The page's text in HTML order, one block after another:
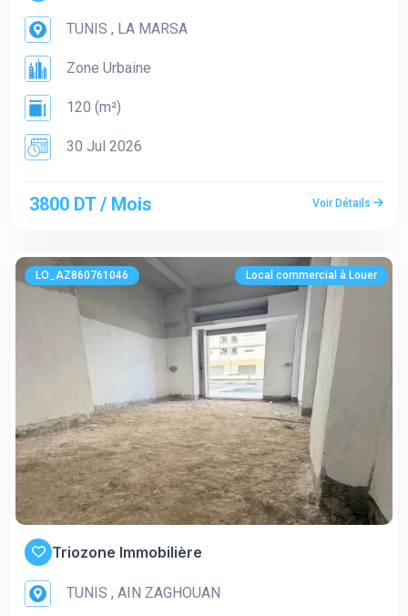
TUNIS , LA MARSA
Zone Urbaine
120 (m²)
30 Jul 2026
3800 DT / Mois Voir Détails
LO_AZ860761046 Local commercial à Louer
Triozone Immobilière
TUNIS , AIN ZAGHOUAN